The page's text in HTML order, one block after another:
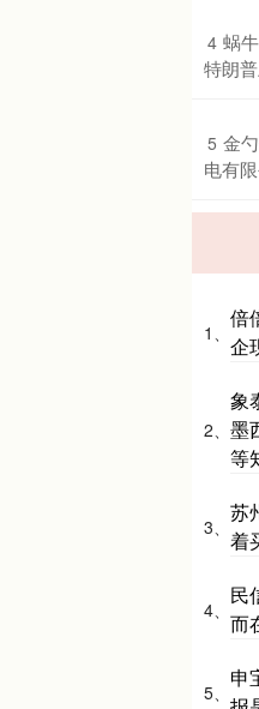
4 蜗
特朗
5 金
电有
1、
倍
企
2、
象
墨
等
3、
苏
着
4、
民
而
5、
申